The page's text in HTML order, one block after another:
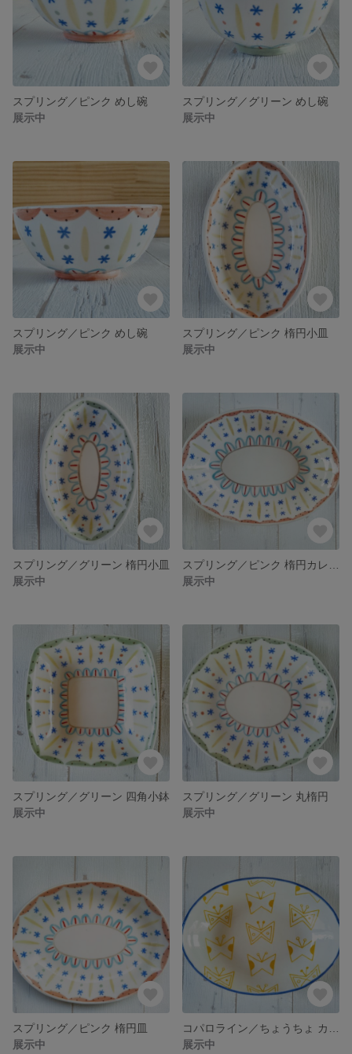
スプリング／ピンク めし碗
展示中
スプリング／グリーン めし碗
展示中
スプリング／ピンク めし碗
展示中
スプリング／ピンク 楕円小皿
展示中
スプリング／グリーン 楕円小皿
展示中
展示中
スプリング／グリーン 四角小鉢
展示中
スプリング／グリーン 丸楕円
展示中
スプリング／ピンク 楕円皿
展示中
展示中